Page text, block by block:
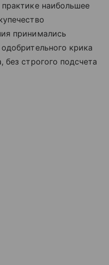
наибольшее
принимались
крика
без строгого подсчета